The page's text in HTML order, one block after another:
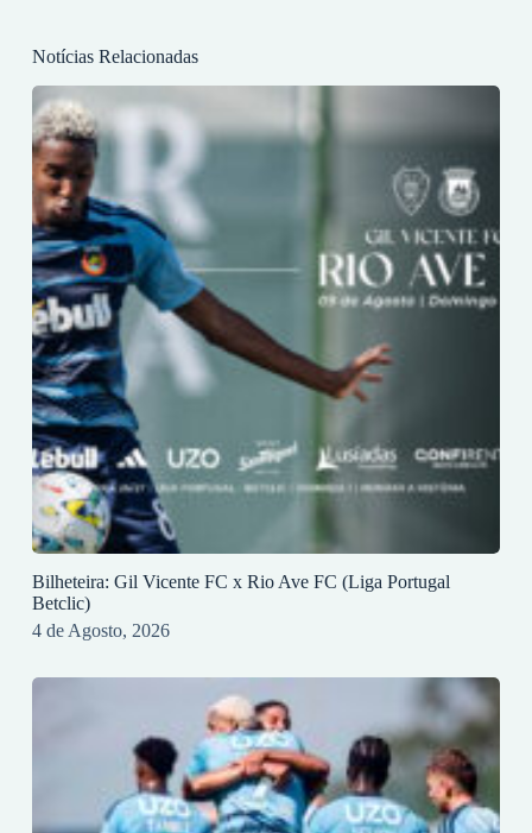
Notícias Relacionadas
Bilheteira: Gil Vicente FC x Rio Ave FC (Liga Portugal
Betclic)
4 de Agosto, 2026